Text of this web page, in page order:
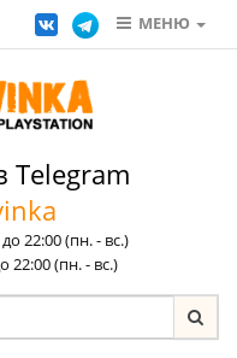
МЕНЮ
Telegram
22:00 (пн. - вс.)
22:00 (пн. - вс.)